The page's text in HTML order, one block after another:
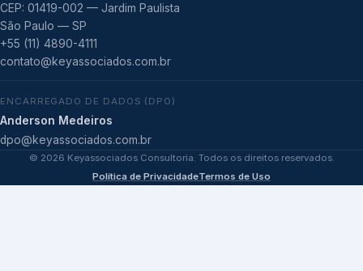
CEP: 01419-002 — Jardim Paulista
São Paulo — SP
+55 (11) 4890-4111
contato@keyassociados.com.br
ENCARREGADO DE DADOS (DPO)
Anderson Medeiros
dpo@keyassociados.com.br
© 2026 Keyassociados Consultoria. Todos os direitos reservados.
Política de PrivacidadeTermos de Uso